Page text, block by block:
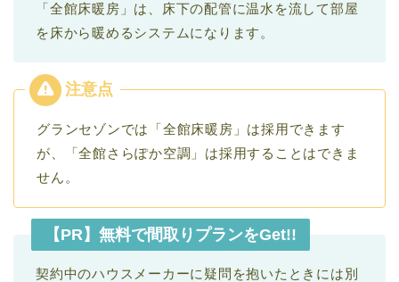
「全館床暖房」は、床下の配管に温水を流して部屋
を床から暖めるシステムになります。
グランセゾンでは「全館床暖房」は採用できます
が、「全館さらぽか空調」は採用することはできま
せん。
【PR】無料で間取りプランをGet!!
契約中のハウスメーカーに疑問を抱いたときには別